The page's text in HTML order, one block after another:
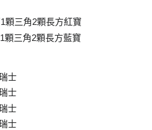
顆三角2顆長方紅寶
顆三角2顆長方藍寶
士
士
士
士